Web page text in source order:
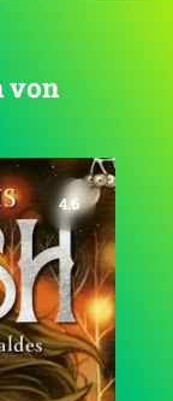
von
4.7